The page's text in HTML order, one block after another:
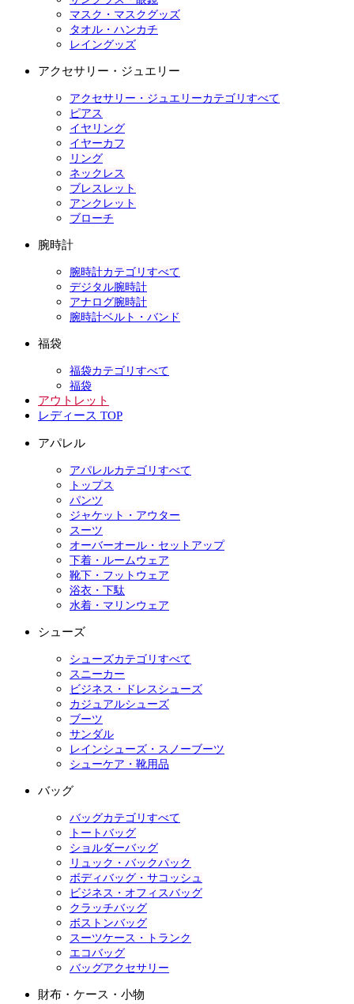
マスク・マスクグッズ
タオル・ハンカチ
レイングッズ
アクセサリー・ジュエリー
アクセサリー・ジュエリーカテゴリすべて
ピアス
イヤリング
イヤーカフ
リング
ネックレス
ブレスレット
アンクレット
ブローチ
腕時計
腕時計カテゴリすべて
デジタル腕時計
アナログ腕時計
腕時計ベルト・バンド
福袋
福袋カテゴリすべて
福袋
アウトレット
レディース TOP
アパレル
アパレルカテゴリすべて
トップス
パンツ
ジャケット・アウター
スーツ
オーバーオール・セットアップ
下着・ルームウェア
靴下・フットウェア
浴衣・下駄
水着・マリンウェア
シューズ
シューズカテゴリすべて
スニーカー
ビジネス・ドレスシューズ
カジュアルシューズ
ブーツ
サンダル
レインシューズ・スノーブーツ
シューケア・靴用品
バッグ
バッグカテゴリすべて
トートバッグ
ショルダーバッグ
リュック・バックパック
ボディバッグ・サコッシュ
ビジネス・オフィスバッグ
クラッチバッグ
ボストンバッグ
スーツケース・トランク
エコバッグ
バッグアクセサリー
財布・ケース・小物